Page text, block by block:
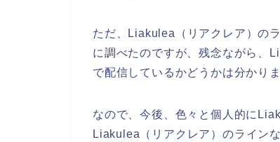
ただ、Liakulea（リアクレア）の
に調べたのですが、残念ながら、
で配信しているかどうかは分かり
なので、今後、色々と個人的に
Liakulea（リアクレア）のライン